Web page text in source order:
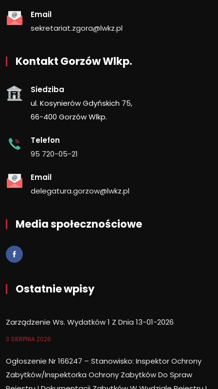
Email
sekretariat.zgora@lwkz.pl
Kontakt Gorzów Wlkp.
Siedziba
ul. Kosynierów Gdyńskich 75,
66-400 Gorzów Wlkp.
Telefon
95 720-05-21
Email
delegatura.gorzow@lwkz.pl
Media społecznościowe
Ostatnie wpisy
Zarządzenie Ws. Wydatków 1 Z Dnia 13-01-2026
3 SIERPNIA 2026
Ogłoszenie Nr 166247 – Stanowisko: Inspektor Ochrony
Zabytków/Inspektorka Ochrony Zabytków Do Spraw